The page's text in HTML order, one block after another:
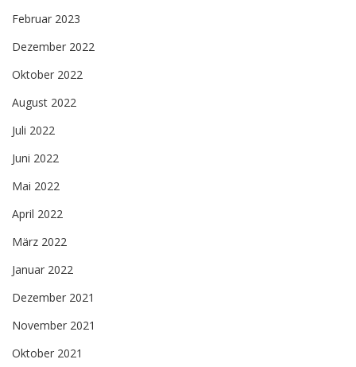
Februar 2023
Dezember 2022
Oktober 2022
August 2022
Juli 2022
Juni 2022
Mai 2022
April 2022
März 2022
Januar 2022
Dezember 2021
November 2021
Oktober 2021